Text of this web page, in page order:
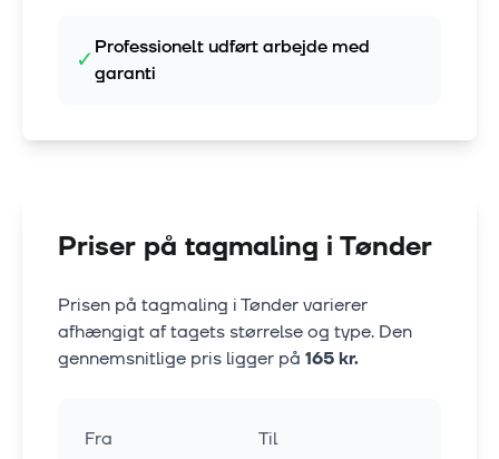
✓Professionelt udført arbejde med
garanti
Priser på tagmaling i Tønder
Prisen på tagmaling iTøndervarierer
afhængigt af tagets størrelse og type. Den
gennemsnitlige pris ligger på 165kr.
Fra Til